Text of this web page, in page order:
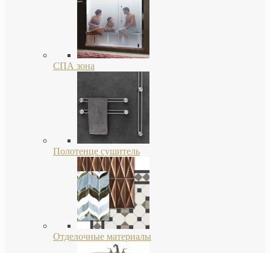
СПА зона
Полотенце сушитель
Отделочные материалы